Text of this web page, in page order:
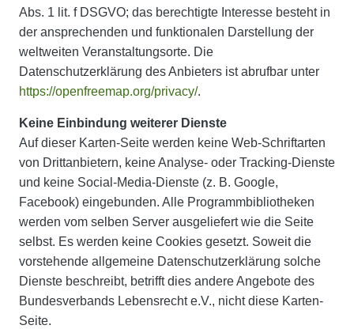
Abs. 1 lit. f DSGVO; das berechtigte Interesse besteht in
der ansprechenden und funktionalen Darstellung der
weltweiten Veranstaltungsorte. Die
Datenschutzerklärung des Anbieters ist abrufbar unter
https://openfreemap.org/privacy/.
Keine Einbindung weiterer Dienste
Auf dieser Karten-Seite werden keine Web-Schriftarten
von Drittanbietern, keine Analyse- oder Tracking-Dienste
und keine Social-Media-Dienste (z. B. Google,
Facebook) eingebunden. Alle Programmbibliotheken
werden vom selben Server ausgeliefert wie die Seite
selbst. Es werden keine Cookies gesetzt. Soweit die
vorstehende allgemeine Datenschutzerklärung solche
Dienste beschreibt, betrifft dies andere Angebote des
Bundesverbands Lebensrecht e.V., nicht diese Karten-
Seite.